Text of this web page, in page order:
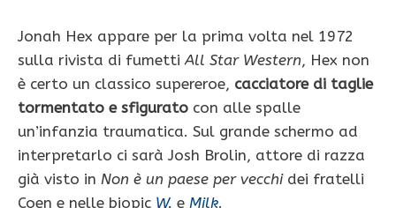
Jonah Hex appare per la prima volta nel 1972
sulla rivista di fumettiAll Star Western, Hex non
è certo un classico supereroe, cacciatore di taglie
tormentato e sfigurato con alle spalle
un’infanzia traumatica. Sul grande schermo ad
interpretarlo ci sarà Josh Brolin, attore di razza
già visto in Non è un paese per vecchi dei fratelli
Coen e nelle biopic W. e Milk.